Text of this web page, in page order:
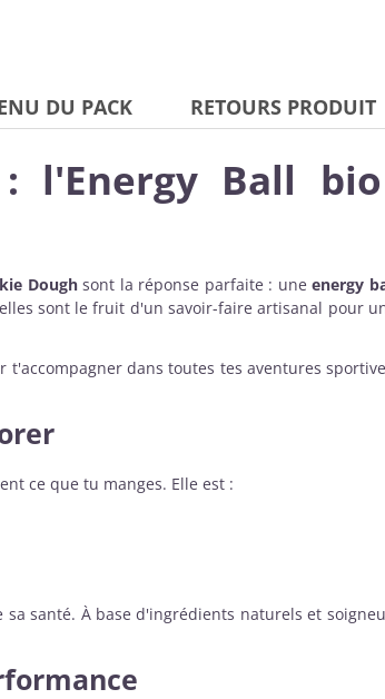
DU PACK RETOURS PRODUIT
l'Energy Ball
Doughsont la réponse parfaite : uneenergy
sont le fruit d'un savoir-faire artisanal pour
t'accompagner dans toutes tes aventures
ce que tu manges. Elle est :
santé. À base d'ingrédients naturels et